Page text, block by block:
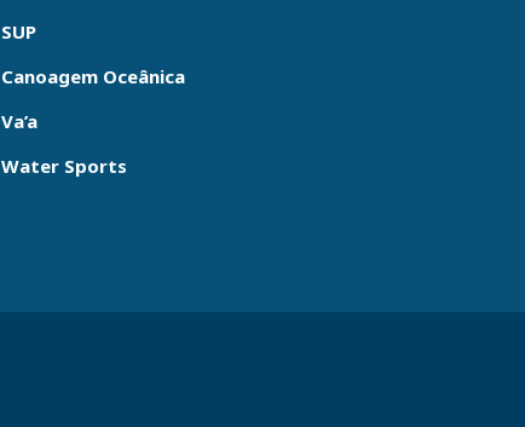
SUP
Canoagem Oceânica
Va’a
Water Sports